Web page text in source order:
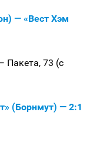
— «Вест Хэм
Пакета, 73 (с
(Борнмут) — 2:1